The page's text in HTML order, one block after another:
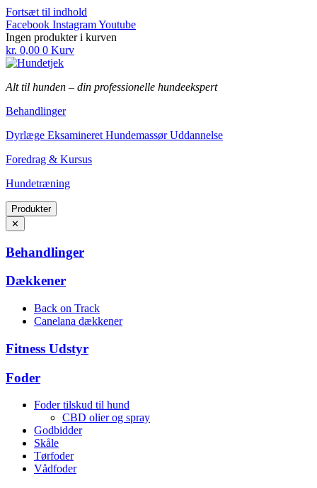
Fortsæt til indhold
Facebook InstagramYoutube
Ingen produkter i kurven
kr. 0,00 0 Kurv
Alt til hunden – din professionelle hundeekspert
Behandlinger
Dyrlæge Eksamineret Hundemassør Uddannelse
Foredrag & Kursus
Hundetræning
Produkter
✕
Behandlinger
Dækkener
Back on Track
Canelana dækkener
Fitness Udstyr
Foder
Foder tilskud til hund
CBD olier og spray
Godbidder
Skåle
Tørfoder
Vådfoder